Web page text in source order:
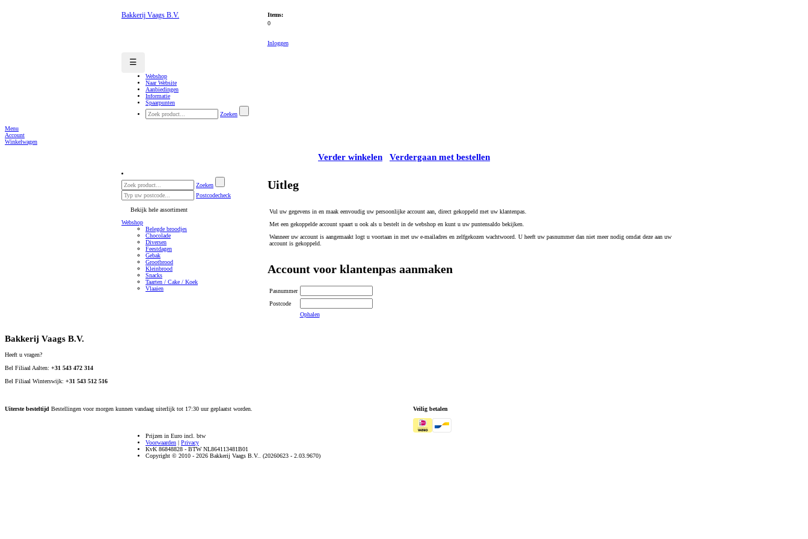
Bakkerij Vaags B.V.
Items:
0
Inloggen
☰
Webshop
Naar Website
Aanbiedingen
Informatie
Spaarpunten
Zoeken
Menu
Account
Winkelwagen
Verder winkelen Verdergaan met bestellen
Zoeken
Postcodecheck
Bekijk hele assortiment
Webshop
Belegde broodjes
Chocolade
Diversen
Feestdagen
Gebak
Grootbrood
Kleinbrood
Snacks
Taarten / Cake / Koek
Vlaaien
Uitleg
Vul uw gegevens in en maak eenvoudig uw persoonlijke account aan, direct gekoppeld met uw klantenpas.
Met een gekoppelde account spaart u ook als u bestelt in de webshop en kunt u uw puntensaldo bekijken.
Wanneer uw account is aangemaakt logt u voortaan in met uw e-mailadres en zelfgekozen wachtwoord. U heeft uw pasnummer dan niet meer nodig omdat deze aan uw
account is gekoppeld.
Account voor klantenpas aanmaken
Pasnummer
Postcode
Ophalen
Bakkerij Vaags B.V.
Heeft u vragen?
Bel Filiaal Aalten: +31 543 472 314
Bel Filiaal Winterswijk: +31 543 512 516
Uiterste besteltijd Bestellingen voor morgen kunnen vandaag uiterlijk tot 17:30 uur geplaatst worden. Veilig betalen
Prijzen in Euro incl. btw
Voorwaarden | Privacy
KvK 86848828 - BTW NL864113481B01
Copyright © 2010 - 2026 Bakkerij Vaags B.V.. (20260623 - 2.03.9670)